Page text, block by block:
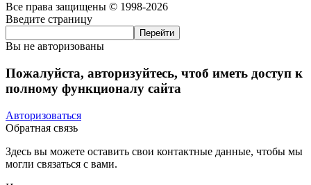
Все права защищены © 1998-2026
Введите страницу
Вы не авторизованы
Пожалуйста, авторизуйтесь, чтоб иметь доступ к
полному функционалу сайта
Авторизоваться
Обратная связь
Здесь вы можете оставить свои контактные данные, чтобы мы
могли связаться с вами.